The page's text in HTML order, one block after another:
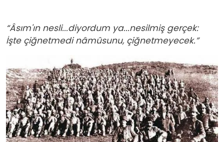
“Âsım'ın nesli...diyordum ya...nesilmiş gerçek:
İşte çiğnetmedi nâmûsunu, çiğnetmeyecek.”